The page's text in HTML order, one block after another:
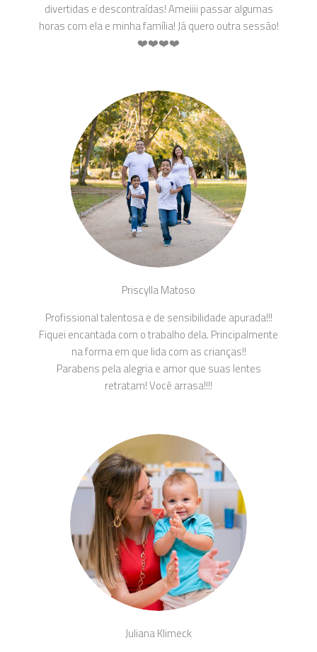
divertidas e descontraídas! Ameiiii passar algumas
horas com ela e minha família! Já quero outra sessão!
❤️❤️❤️❤️
Priscylla Matoso
Profissional talentosa e de sensibilidade apurada!!!
Fiquei encantada com o trabalho dela. Principalmente
na forma em que lida com as crianças!!
Parabens pela alegria e amor que suas lentes
retratam! Você arrasa!!!!
Juliana Klimeck